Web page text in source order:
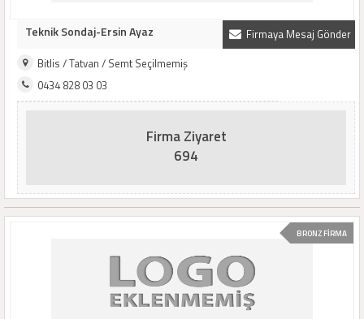
Firmaya Mesaj Gönder
Teknik Sondaj-Ersin Ayaz
Bitlis / Tatvan / Semt Seçilmemiş
0434 828 03 03
Firma Ziyaret
694
BRONZ FİRMA